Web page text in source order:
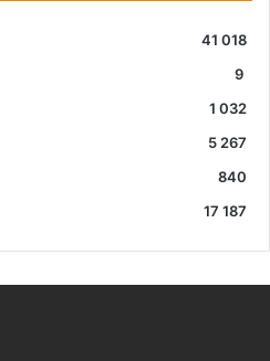
41 018
9
1 032
5 267
840
17 187